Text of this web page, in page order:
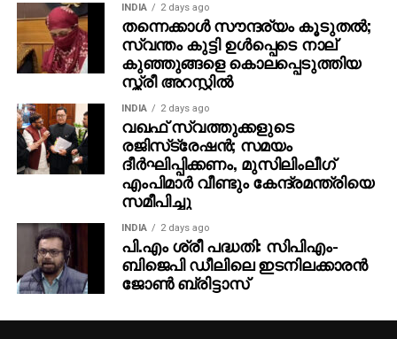
INDIA 2 days ago
തന്നെക്കാള്‍ സൗന്ദര്യം കൂടുതല്‍;
സ്വന്തം കുട്ടി ഉള്‍പ്പെടെ നാല്
കുഞ്ഞുങ്ങളെ കൊലപ്പെടുത്തിയ
സ്ത്രീ അറസ്റ്റില്‍
INDIA 2 days ago
വഖഫ് സ്വത്തുക്കളുടെ
രജിസ്‌ട്രേഷന്‍; സമയം
ദീര്‍ഘിപ്പിക്കണം, മുസിലിംലീഗ്
എംപിമാര്‍ വീണ്ടും കേന്ദ്രമന്ത്രിയെ
സമീപിച്ചു
INDIA 2 days ago
പി.എം ശ്രീ പദ്ധതി: സിപിഎം-
ബിജെപി ഡീലിലെ ഇടനിലക്കാരന്‍
ജോണ്‍ ബ്രിട്ടാസ്‌